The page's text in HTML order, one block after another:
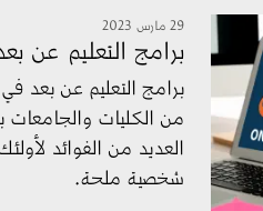
29 مارس 2023
برامج التعليم عن
برامج التعليم عن بعد
من الكليات والجامعات
العديد من الفوائد
شخصية ملحة.